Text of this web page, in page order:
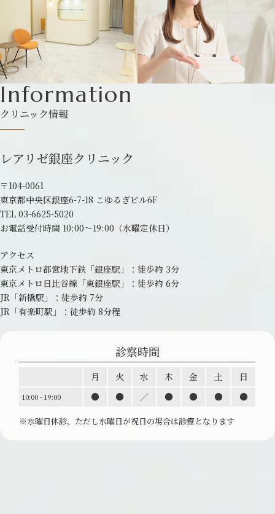
Information
クリニック情報
レアリゼ銀座クリニック
〒104-0061
東京都中央区銀座6-7-18 こゆるぎビル6F
TEL 03-6625-5020
お電話受付時間 10:00～19:00 （水曜定休日）
アクセス
東京メトロ都営地下鉄「銀座駅」： 徒歩約 3分
東京メトロ日比谷線「東銀座駅」： 徒歩約 6分
JR「新橋駅」：徒歩約 7分
JR「有楽町駅」：徒歩約 8分程
診察時間
月 火 水 木 金 土 日
10:00 - 19:00 ● ● ／ ● ● ● ●
※水曜日休診、ただし水曜日が祝日の場合は診療となります